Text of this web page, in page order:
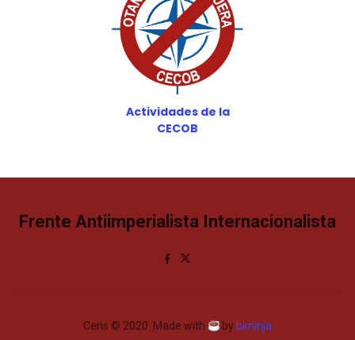
Actividades de la
CECOB
Frente Antiimperialista Internacionalista
Ceris © 2020. Made with by bkninja